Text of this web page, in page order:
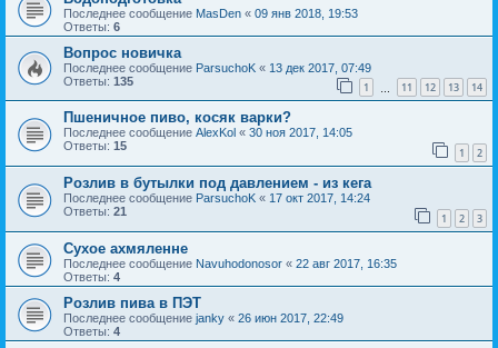
Последнее сообщение MasDen « 09 янв 2018, 19:53
Ответы: 6
Вопрос новичка
Последнее сообщение ParsuchoK « 13 дек 2017, 07:49
Ответы: 135 1 11 12 13 14
Пшеничное пиво, косяк варки?
Последнее сообщение AlexKol « 30 ноя 2017, 14:05
Ответы: 15 1 2
Розлив в бутылки под давлением - из кега
Последнее сообщение ParsuchoK « 17 окт 2017, 14:24
Ответы: 21 1 2 3
Сухое ахмяленне
Последнее сообщение Navuhodonosor « 22 авг 2017, 16:35
Ответы: 4
Розлив пива в ПЭТ
Последнее сообщение janky « 26 июн 2017, 22:49
Ответы: 4